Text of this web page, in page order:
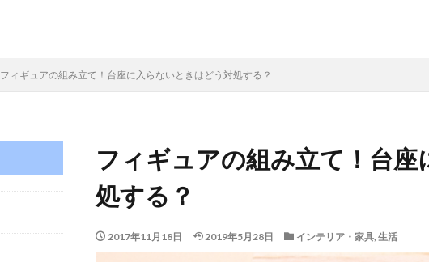
フィギュアの組み立て！台座に入らないときはどう対処する？
フィギュアの組み立て！台
処する？
2017年11月18日 2019年5月28日 インテリア・家具, 生活